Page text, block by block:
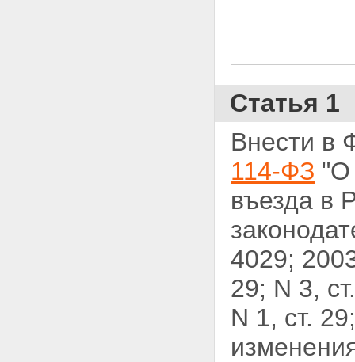
Статья 1
Внести в
114-ФЗ "О
въезда в
4029;
29; N 3,
N 1, ст.